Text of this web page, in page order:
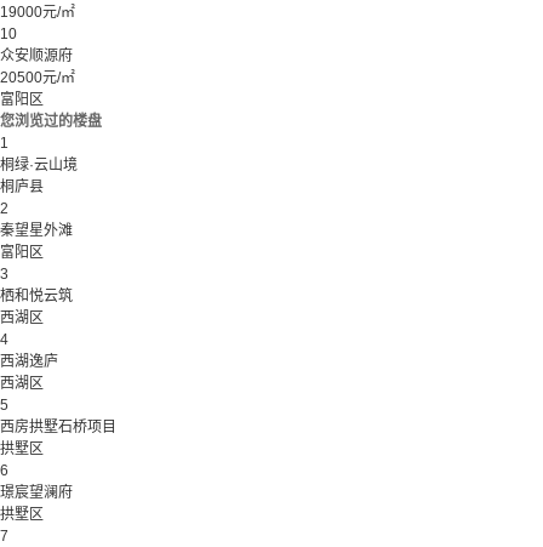
19000元/㎡
10
众安顺源府
20500元/㎡
富阳区
您浏览过的楼盘
1
桐绿·云山境
桐庐县
2
秦望星外滩
富阳区
3
栖和悦云筑
西湖区
4
西湖逸庐
西湖区
5
西房拱墅石桥项目
拱墅区
6
璟宸望澜府
拱墅区
7